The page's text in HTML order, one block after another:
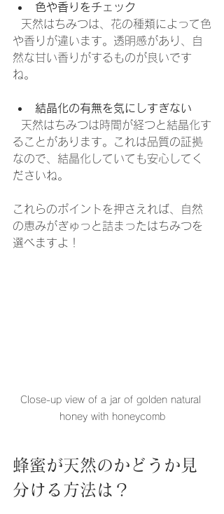
色や香りをチェック
や香りが違います。透明感があり、自
然な甘い香りがするものが良いです
ね。
結晶化の有無を気にしすぎない
ることがあります。これは品質の証拠
なので、結晶化していても安心してく
ださいね。
これらのポイントを押さえれば、自然
の恵みがぎゅっと詰まったはちみつを
選べますよ！
Close-up view of a jar of golden natural
honey with honeycomb
蜂蜜が天然のかどうか見
分ける方法は？